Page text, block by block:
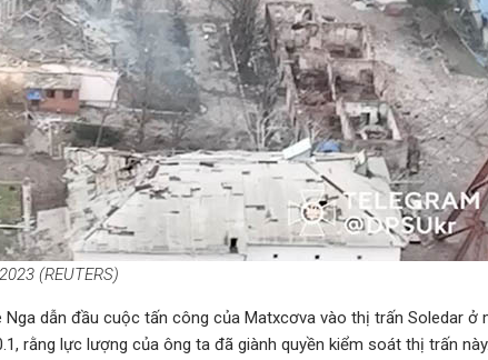
(REUTERS)
dẫn đầu cuộc tấn công của Matxcơva vào thị trấn Soledar ở
rằng lực lượng của ông ta đã giành quyền kiểm soát thị trấn